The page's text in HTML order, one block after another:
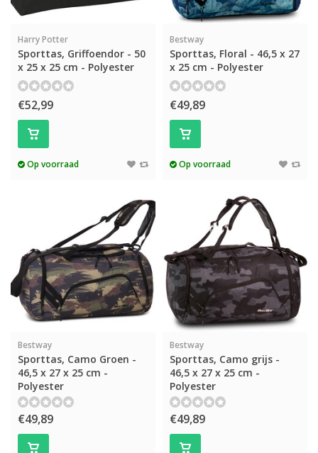
Harry Potter
Sporttas, Griffoendor - 50
x 25 x 25 cm - Polyester
€52,99
Op voorraad
Bestway
Sporttas, Floral - 46,5 x 27
x 25 cm - Polyester
€49,89
Op voorraad
Bestway
Sporttas, Camo Groen -
46,5 x 27 x 25 cm -
Polyester
€49,89
Bestway
Sporttas, Camo grijs -
46,5 x 27 x 25 cm -
Polyester
€49,89